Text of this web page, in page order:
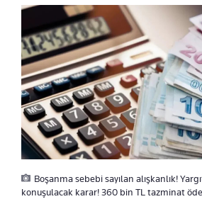
Boşanma sebebi sayılan alışkanlık!
konuşulacak karar! 360 bin TL tazminat